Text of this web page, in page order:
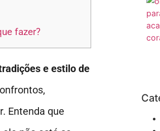
fazer?
e estilo de
Entenda que